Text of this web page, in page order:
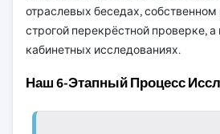
отраслевых беседах,
строгой перекрёстной проверке, а
кабинетных исследованиях.
Наш 6-Этапный Процесс